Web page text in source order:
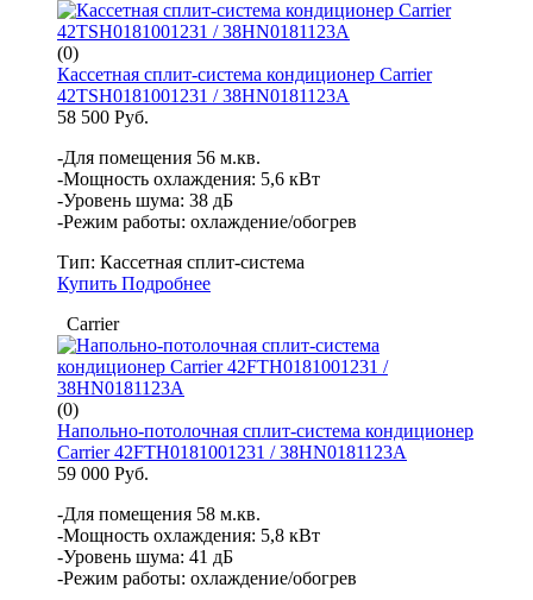
(0)
Кассетная сплит-система кондиционер Carrier
42TSH0181001231 / 38HN0181123A
58 500 Руб.
-Для помещения 56 м.кв.
-Мощность охлаждения: 5,6 кВт
-Уровень шума: 38 дБ
-Режим работы: охлаждение/обогрев
Тип: Кассетная сплит-система
Купить Подробнее
Carrier
(0)
Напольно-потолочная сплит-система кондиционер
Carrier 42FTH0181001231 / 38HN0181123A
59 000 Руб.
-Для помещения 58 м.кв.
-Мощность охлаждения: 5,8 кВт
-Уровень шума: 41 дБ
-Режим работы: охлаждение/обогрев